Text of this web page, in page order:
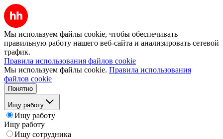
Мы используем файлы cookie, чтобы обеспечивать
правильную работу нашего веб-сайта и анализировать сетевой
трафик.
Правила использования файлов cookie
Мы используем файлы cookie. Правила использования
файлов cookie
Понятно
Ищу работу
Ищу работу
Ищу работу
Ищу сотрудника